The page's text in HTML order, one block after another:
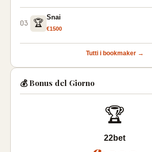
03 🏆
Snai
€1500
Tutti i bookmaker →
💰 Bonus del Giorno
🏆
22bet